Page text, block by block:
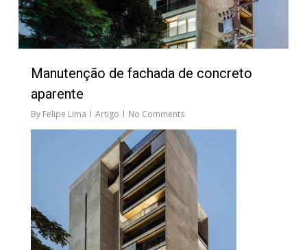
Manutenção de fachada de concreto
aparente
By Felipe Lima Artigo No Comments